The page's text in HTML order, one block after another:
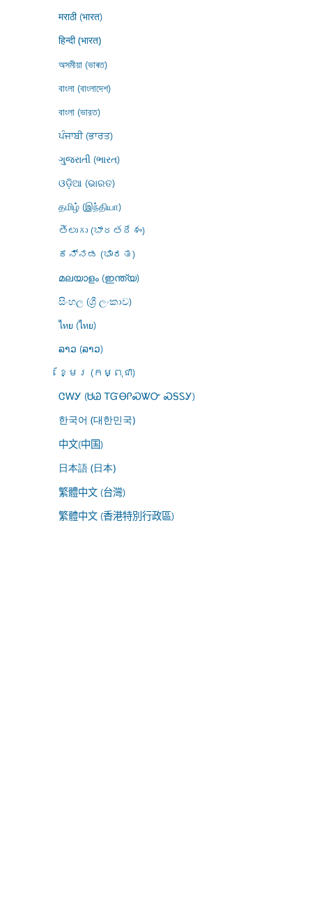
मराठी (भारत)
हिन्दी (भारत)
অসমীয়া (ভাৰত)
বাংলা (বাংলাদেশ)
বাংলা (ভারত)
ਪੰਜਾਬੀ (ਭਾਰਤ)
ગુજરાતી (ભારત)
ଓଡ଼ିଆ (ଭାରତ)
தமிழ் (இந்தியா)
తెలుగు (భారతదేశం)
ಕನ್ನಡ (ಭಾರತ)
മലയാളം (ഇന്ത്യ)
සිංහල (ශ්‍රී ලංකාව)
ไทย (ไทย)
ລາວ (ລາວ)
ខ្មែរ (កម្ពុជា)
ᏣᎳᎩ (ᏌᏊ ᎢᏳᎾᎵᏍᏔᏅ ᏍᎦᏚᎩ)
한국어 (대한민국)
中文(中国)
日本語 (日本)
繁體中文 (台灣)
繁體中文 (香港特別行政區)